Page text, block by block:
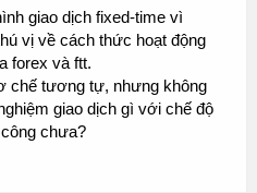
giao dịch fixed-time vì
vị về cách thức hoạt động
forex và ftt.
chế tương tự, nhưng không
giao dịch gì với chế độ
chưa?